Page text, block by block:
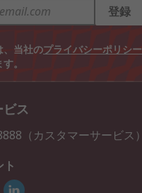
登録
、当社のプライバシーポリシー
。
ス
（カスタマーサービス）